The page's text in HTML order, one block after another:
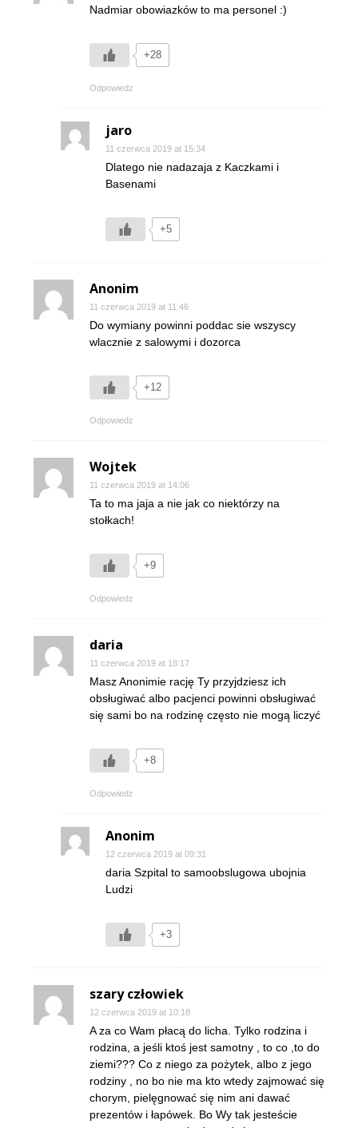
Nadmiar obowiazków to ma personel :)
+28
Odpowiedz
jaro
11 czerwca 2019 at 15:34
Dlatego nie nadazaja z Kaczkami i
Basenami
+5
Anonim
11 czerwca 2019 at 11:46
Do wymiany powinni poddac sie wszyscy
wlacznie z salowymi i dozorca
+12
Odpowiedz
Wojtek
11 czerwca 2019 at 14:06
Ta to ma jaja a nie jak co niektórzy na
stołkach!
+9
Odpowiedz
daria
11 czerwca 2019 at 18:17
Masz Anonimie rację Ty przyjdziesz ich
obsługiwać albo pacjenci powinni obsługiwać
się sami bo na rodzinę często nie mogą liczyć
+8
Odpowiedz
Anonim
12 czerwca 2019 at 09:31
daria Szpital to samoobslugowa ubojnia
Ludzi
+3
szary człowiek
12 czerwca 2019 at 10:18
A za co Wam płacą do licha. Tylko rodzina i
rodzina, a jeśli ktoś jest samotny , to co ,to do
ziemi??? Co z niego za pożytek, albo z jego
rodziny , no bo nie ma kto wtedy zajmować się
chorym, pielęgnować się nim ani dawać
prezentów i łapówek. Bo Wy tak jesteście